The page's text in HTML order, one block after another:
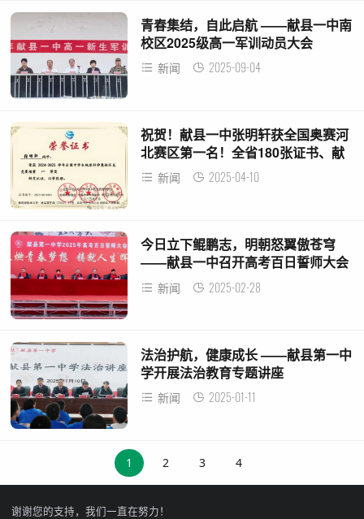
青春集结，自此启航 ——献县一中南
校区2025级高一军训动员大会
新闻 2025-09-04
祝贺！献县一中张明轩获全国奥赛河
北赛区第一名！全省180张证书、献
县一中斩获15张！
新闻 2025-04-10
今日立下鲲鹏志，明朝怒翼傲苍穹
——献县一中召开高考百日誓师大会
新闻 2025-02-28
法治护航，健康成长 ——献县第一中
学开展法治教育专题讲座
新闻 2025-01-11
1 2 3 4
谢谢您的支持，我们一直在努力！